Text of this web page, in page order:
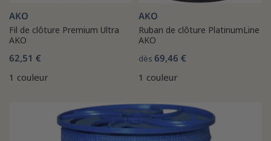
AKO
Fil de clôture Premium Ultra
AKO
62,51 €
1 couleur
AKO
Ruban de clôture PlatinumLine
AKO
dès 69,46 €
1 couleur